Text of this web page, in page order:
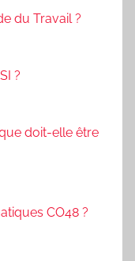
du Travail ?
?
doit-elle être
CO48 ?